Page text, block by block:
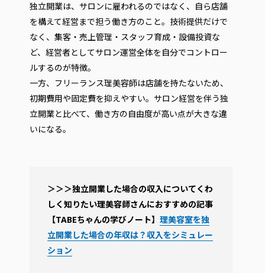
独立開業は、サロンに雇われるのではなく、自ら店舗
を構えて経営まで担う働き方のこと。技術提供だけで
なく、集客・売上管理・スタッフ育成・設備投資な
ど、経営者としてサロン運営全体を自分でコントロー
ルするのが特徴。
一方、フリーランス理美容師は店舗を持たないため、
初期費用や固定費を抑えやすい。サロン経営を伴う独
立開業と比べて、働き方の自由度が高い点が大きな違
いになる。
＞＞＞独立開業した場合の収入についてくわ
しく知りたい理美容師さんにおすすめの記事
【TABEちゃんの学びノート】 理美容室を独
立開業した場合の年収は？収入をシミュレー
ション